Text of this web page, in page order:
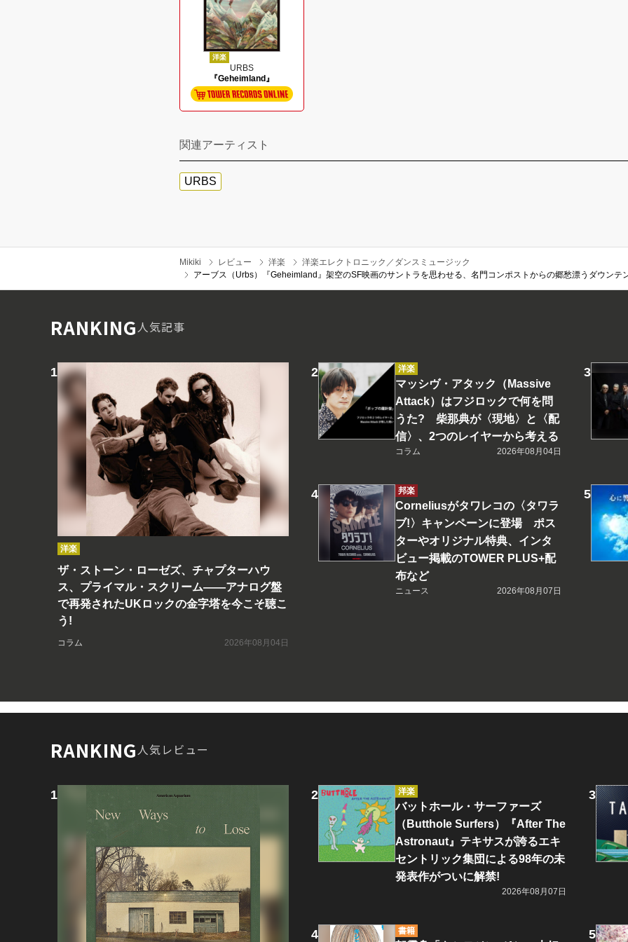
洋楽
URBS
『Geheimland』
関連アーティスト
URBS
Mikiki レビュー 洋楽
洋楽エレクトロニック／ダンスミュージック
アーブス（Urbs）『Geheimland』架空のSF映画のサントラを思わせる、名門コンポストからの郷愁漂うダウンテ
RANKING人気記事
洋楽
ザ・ストーン・ローゼズ、チャプターハウ
ス、プライマル・スクリーム――アナログ盤
で再発されたUKロックの金字塔を今こそ聴こ
う!
コラム 2026年08月04日
洋楽
マッシヴ・アタック（Massive
Attack）はフジロックで何を問
うた? 柴那典が〈現地〉と〈配
信〉、2つのレイヤーから考える
コラム 2026年08月04日
邦楽
Corneliusがタワレコの〈タワラ
ブ!〉キャンペーンに登場 ポス
ターやオリジナル特典、インタ
ビュー掲載のTOWER PLUS+配
布など
ニュース 2026年08月07日
RANKING人気レビュー
洋楽
バットホール・サーファーズ
（Butthole Surfers）『After The
Astronaut』テキサスが誇るエキ
セントリック集団による98年の未
発表作がついに解禁!
2026年08月07日
書籍